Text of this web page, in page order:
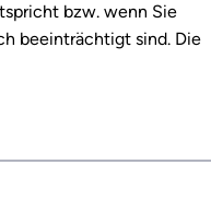
bzw. wenn Sie
beeinträchtigt sind. Die